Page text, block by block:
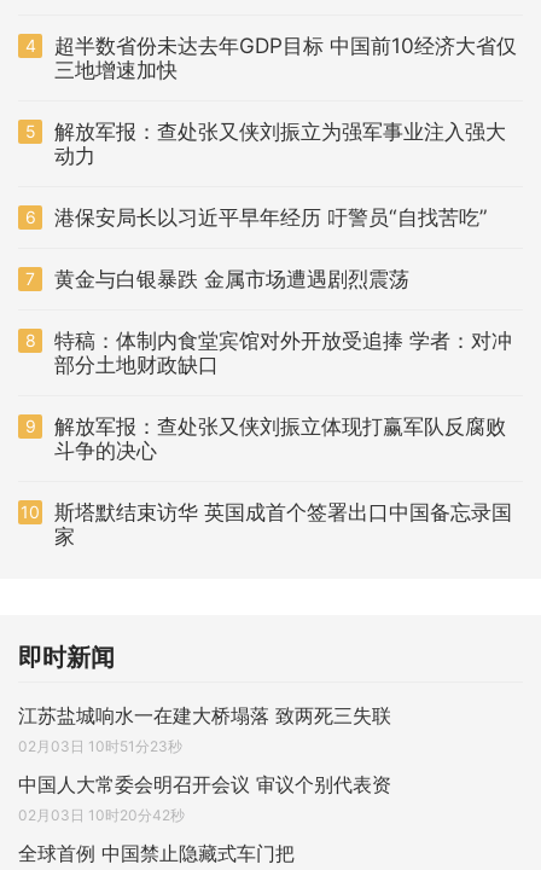
4
超半数省份未达去年GDP目标 中国前10经济大省仅
三地增速加快
5
解放军报：查处张又侠刘振立为强军事业注入强大
动力
6 港保安局长以习近平早年经历 吁警员“自找苦吃”
7 黄金与白银暴跌 金属市场遭遇剧烈震荡
8
特稿：体制内食堂宾馆对外开放受追捧 学者：对冲
部分土地财政缺口
9
解放军报：查处张又侠刘振立体现打赢军队反腐败
斗争的决心
10
斯塔默结束访华 英国成首个签署出口中国备忘录国
家
即时新闻
江苏盐城响水一在建大桥塌落 致两死三失联
02月03日 10时51分23秒
中国人大常委会明召开会议 审议个别代表资
02月03日 10时20分42秒
全球首例 中国禁止隐藏式车门把